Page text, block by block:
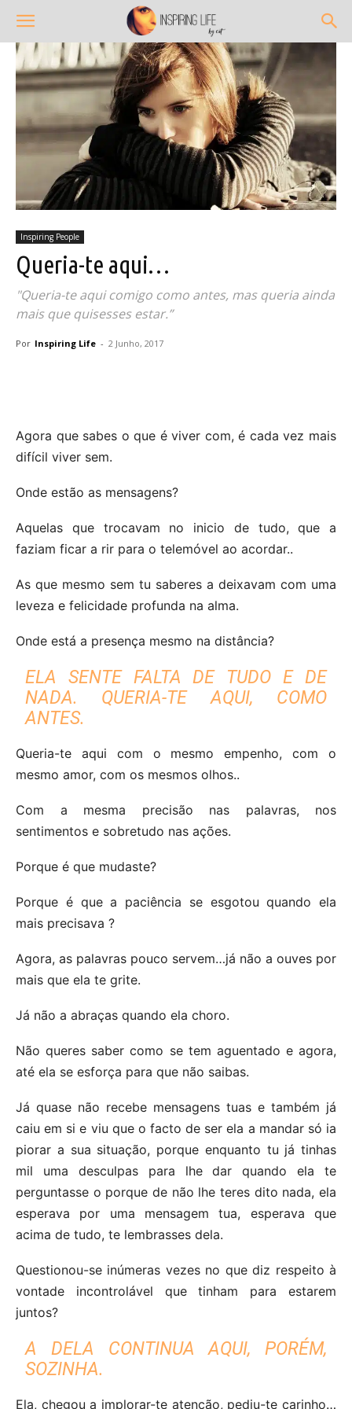
Inspiring People
Queria-te aqui…
"Queria-te aqui comigo como antes, mas queria ainda
mais que quisesses estar.”
Por Inspiring Life - 2 Junho, 2017
Agora que sabes o que é viver com, é cada vez mais
difícil viver sem.
Onde estão as mensagens?
Aquelas que trocavam no inicio de tudo, que a
faziam ficar a rir para o telemóvel ao acordar..
As que mesmo sem tu saberes a deixavam com uma
leveza e felicidade profunda na alma.
Onde está a presença mesmo na distância?
ELA SENTE FALTA DE TUDO E DE
NADA. QUERIA-TE AQUI, COMO
ANTES.
Queria-te aqui com o mesmo empenho, com o
mesmo amor, com os mesmos olhos..
Com a mesma precisão nas palavras, nos
sentimentos e sobretudo nas ações.
Porque é que mudaste?
Porque é que a paciência se esgotou quando ela
mais precisava ?
Agora, as palavras pouco servem…já não a ouves por
mais que ela te grite.
Já não a abraças quando ela choro.
Não queres saber como se tem aguentado e agora,
até ela se esforça para que não saibas.
Já quase não recebe mensagens tuas e também já
caiu em si e viu que o facto de ser ela a mandar só ia
piorar a sua situação, porque enquanto tu já tinhas
mil uma desculpas para lhe dar quando ela te
perguntasse o porque de não lhe teres dito nada, ela
esperava por uma mensagem tua, esperava que
acima de tudo, te lembrasses dela.
Questionou-se inúmeras vezes no que diz respeito à
vontade incontrolável que tinham para estarem
juntos?
A DELA CONTINUA AQUI, PORÉM,
SOZINHA.
Ela, chegou a implorar-te atenção, pediu-te carinho…